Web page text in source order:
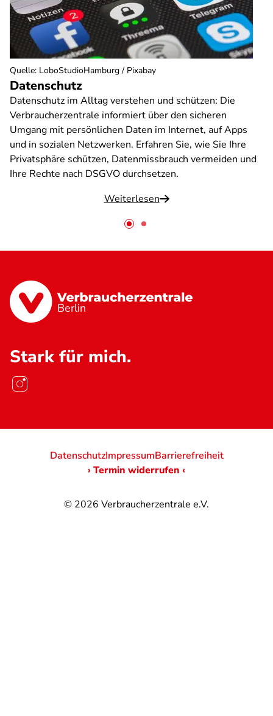
Datenschutz
Datenschutz im Alltag verstehen und schützen: Die
Verbraucherzentrale informiert über den sicheren
Umgang mit persönlichen Daten im Internet, auf Apps
und in sozialen Netzwerken. Erfahren Sie, wie Sie Ihre
Privatsphäre schützen, Datenmissbrauch vermeiden und
Ihre Rechte nach DSGVO durchsetzen.
Weiterlesen
Quelle: LoboStudioHamburg / Pixabay
Berlin
Stark für mich.
© 2026 Verbraucherzentrale e.V.
DatenschutzImpressumBarrierefreiheit
› Termin widerrufen ‹